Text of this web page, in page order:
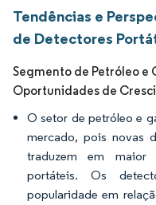
Tendências e
de Detectores
Segmento de Petróleo e
Oportunidades de
O setor de petróleo e
mercado, pois novas
traduzem em maior
portáteis. Os
popularidade em